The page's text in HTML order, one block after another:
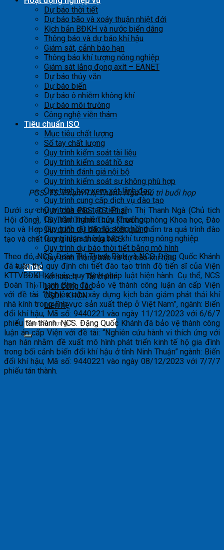
Dự báo thời tiết
Dự báo bão và xoáy thuận nhiệt đới
Kịch bản BĐKH và nước biển dâng
Thông báo và dự báo khí hậu
Giám sát, cảnh báo hạn
Thông báo khí tượng nông nghiệp
Giám sát lắng đọng axít – EANET
Dự báo thủy văn
Dự báo biển
Dự báo ô nhiễm không khí
Dự báo môi trường
Công nghệ viễn thám
Tiêu chuẩn ISO
Mục tiêu chất lượng
Sổ tay chất lượng
Quy trình kiểm soát tài liệu
Quy trình kiểm soát hồ sơ
Quy trình đánh giá nội bộ
Quy trình kiểm soát sự không phù hợp
Quy trình họp xem xét lãnh đạo
Quy trình cung cấp dịch vụ đào tạo
Quy trình đào tạo tiến sĩ
Quy trình nghiên cứu khoa học
Quy trình dự báo lũ sông hồng
Quy trình ra thông báo khí tượng nông nghiệp
Quy trình dự báo thời tiết bằng mô hình
Quy trình thông báo và dự báo khí hậu
Khác
Kế hoạch – Tài chính
Lịch Công Tác
CSDL KHCN
Liên hệ
PGS. TS. Phạm Thị Thanh Ngà chủ trì buổi họp
Dưới sự chủ trì của PGS. TS. Phạm Thị Thanh Ngà (Chủ tịch
Hội đồng), TS. Trần Thanh Thủy (Trưởng phòng Khoa học, Đào
tạo và Hợp tác quốc tế) đã đọc kết quả thẩm tra quá trình đào
tạo và chất lượng luận án của NCS.
Theo đó, NCS. Đoàn Thị Thanh Bình và NCS. Đặng Quốc Khánh
đã tuân thủ quy định chi tiết đào tạo trình độ tiến sĩ của Viện
KTTVBĐKH và các quy định pháp luật hiện hành. Cụ thể, NCS
Đoàn Thị Thanh Bình đã bảo vệ thành công luận án cấp Viện
với đề tài: “Nghiên cứu xây dựng kịch bản giảm phát thải khí
nhà kính trong lĩnh vực sản xuất thép ở Việt Nam”, ngành: Biến
đổi khí hậu; Mã số: 9440221 vào ngày 11/12/2023 với 6/6/7
phiếu tán thành. NCS. Đặng Quốc Khánh đã bảo vệ thành công
luận án cấp Viện với đề tài: “Nghiên cứu hành vi thích ứng với
hạn hán nhằm đề xuất mô hình phát triển kinh tế hộ gia đình
trong bối cảnh biến đổi khí hậu ở tỉnh Ninh Thuận” ngành: Biến
đổi khí hậu; Mã số: 9440221 vào ngày 08/12/2023 với 7/7/7
phiếu tán thành.